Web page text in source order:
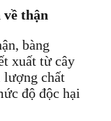
về thận
bàng
xuất từ ​​cây
lượng chất
độ độc hại